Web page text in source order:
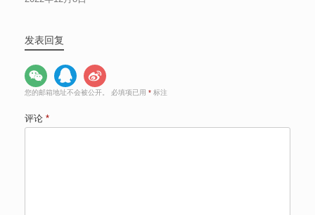
发表回复
您的邮箱地址不会被公开。 必填项已用 * 标注
评论 *